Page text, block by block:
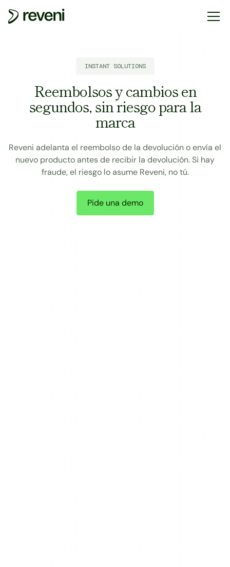
INSTANT SOLUTIONS
Reembolsos y cambios en
segundos, sin riesgo para la
marca
Reveni adelanta el reembolso de la devolución o envía el
nuevo producto antes de recibir la devolución. Si hay
fraude, el riesgo lo asume Reveni, no tú.
Pide una demo